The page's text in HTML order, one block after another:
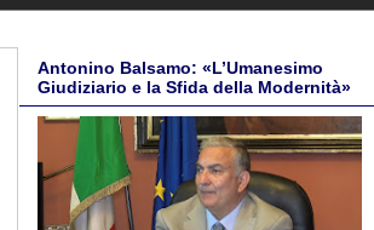
Antonino Balsamo: «L’Umanesimo
Giudiziario e la Sfida della Modernità»